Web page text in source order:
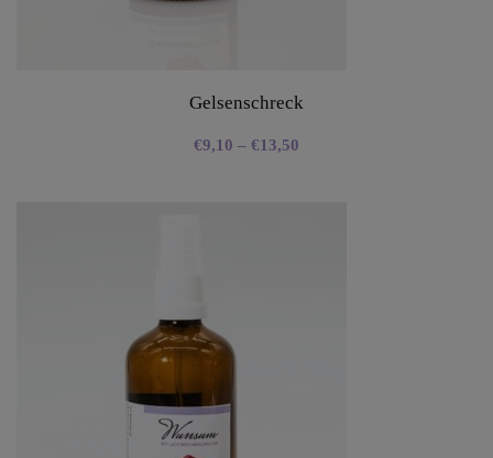
Gelsenschreck
€9,10 – €13,50